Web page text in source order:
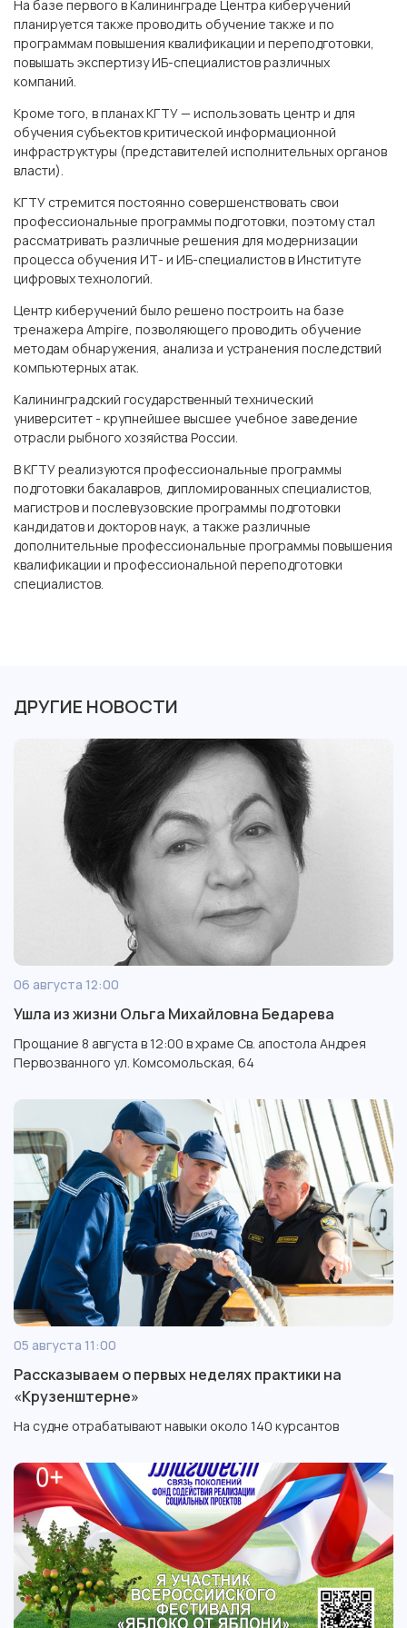
На базе первого в Калининграде Центра киберучений
планируется также проводить обучение также и по
программам повышения квалификации и переподготовки,
повышать экспертизу ИБ-специалистов различных
компаний.
Кроме того, в планах КГТУ — использовать центр и для
обучения субъектов критической информационной
инфраструктуры (представителей исполнительных органов
власти).
КГТУ стремится постоянно совершенствовать свои
профессиональные программы подготовки, поэтому стал
рассматривать различные решения для модернизации
процесса обучения ИТ- и ИБ-специалистов в Институте
цифровых технологий.
Центр киберучений было решено построить на базе
тренажера Ampire, позволяющего проводить обучение
методам обнаружения, анализа и устранения последствий
компьютерных атак.
Калининградский государственный технический
университет - крупнейшее высшее учебное заведение
отрасли рыбного хозяйства России.
В КГТУ реализуются профессиональные программы
подготовки бакалавров, дипломированных специалистов,
магистров и послевузовские программы подготовки
кандидатов и докторов наук, а также различные
дополнительные профессиональные программы повышения
квалификации и профессиональной переподготовки
специалистов.
ДРУГИЕ НОВОСТИ
06 августа 12:00
Ушла из жизни Ольга Михайловна Бедарева
Прощание 8 августа в 12:00 в храме Св. апостола Андрея
Первозванного ул. Комсомольская, 64
05 августа 11:00
Рассказываем о первых неделях практики на
«Крузенштерне»
На судне отрабатывают навыки около 140 курсантов